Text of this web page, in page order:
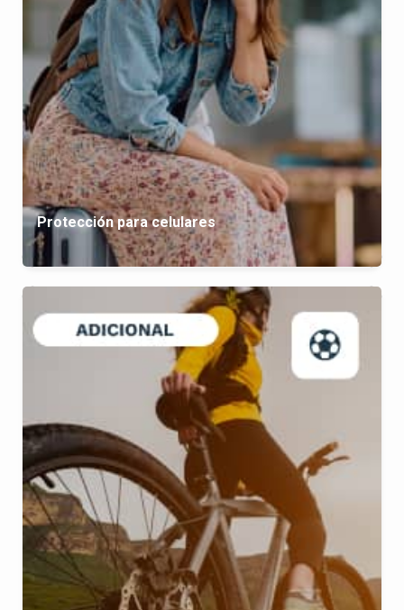
Protección para celulares